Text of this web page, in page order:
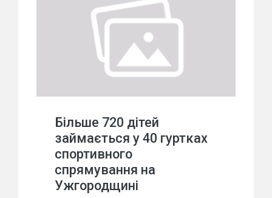
Більше 720 дітей
займається у 40 гуртках
спортивного
спрямування на
Ужгородщині